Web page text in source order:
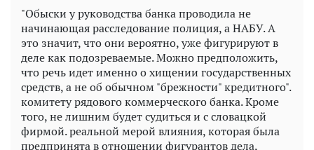
"Обыски у руководства банка проводила не
начинающая расследование полиция, а НАБУ. А
это значит, что они вероятно, уже фигурируют в
деле как подозреваемые. Можно предположить,
что речь идет именно о хищении государственных
средств, а не об обычном "брежности" кредитного".
комитету рядового коммерческого банка. Кроме
того, не лишним будет судиться и с словацкой
фирмой. реальной мерой влияния, которая была
предпринята в отношении фигурантов дела,